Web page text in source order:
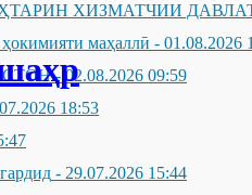
ХИЗМАТЧИИ
маҳаллӣ - 01.08.2026
- 02.08.2026 09:59
18:53
- 29.07.2026 15:44